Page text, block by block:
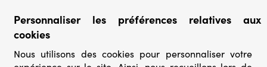
› Conditions d’utilisation
› Confidentialité & Protection des Données
Personnaliser les préférences relatives aux
cookies
Nous utilisons des cookies pour personnaliser votre